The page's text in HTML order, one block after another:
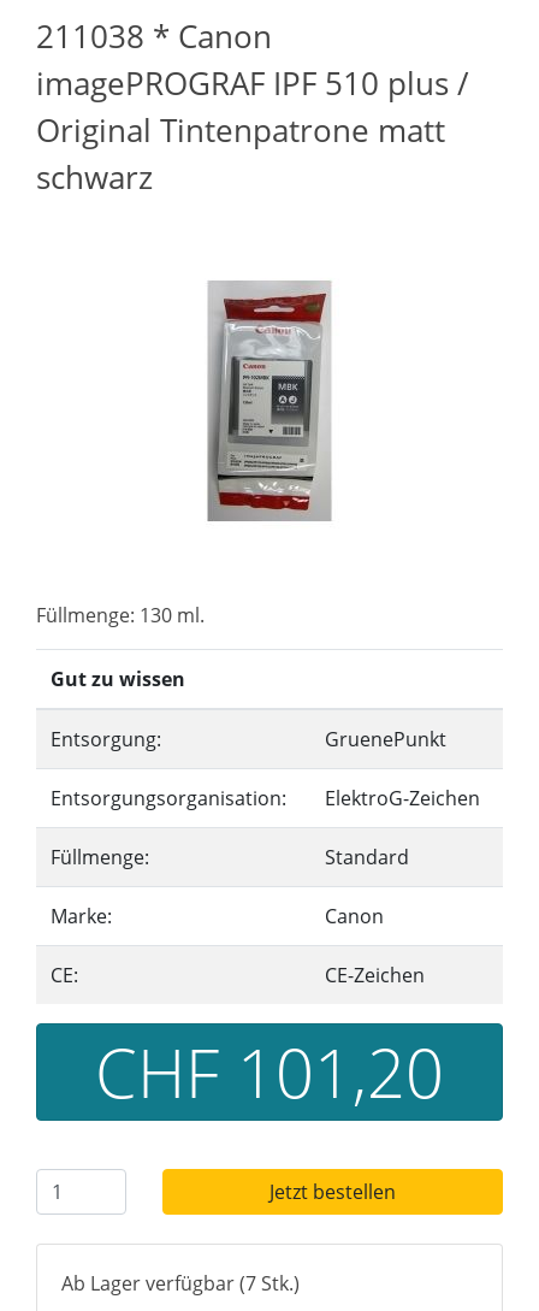
211038 * Canon
imagePROGRAF IPF 510 plus /
Original Tintenpatrone matt
schwarz
Füllmenge: 130 ml.
Gut zu wissen
Entsorgung: GruenePunkt
Entsorgungsorganisation: ElektroG-Zeichen
Füllmenge: Standard
Marke: Canon
CE: CE-Zeichen
CHF 101,20
Jetzt bestellen
Ab Lager verfügbar (7 Stk.)